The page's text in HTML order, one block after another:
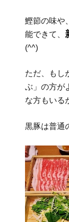
鰹節の味や
能できて、
(^^)
ただ、もし
ぶ」の方が
な方もいる
黒豚は普通